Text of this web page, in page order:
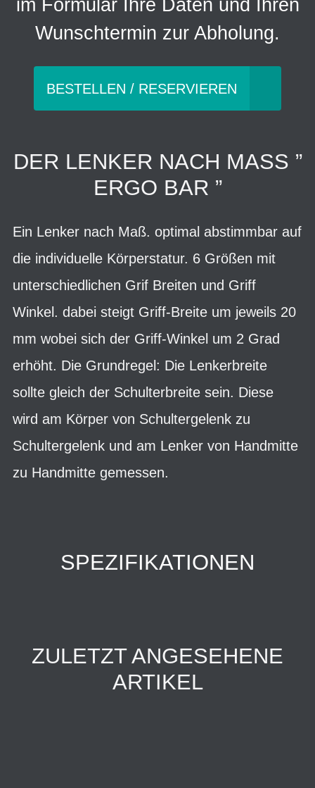
im Formular Ihre Daten und Ihren
Wunschtermin zur Abholung.
BESTELLEN / RESERVIEREN
DER LENKER NACH MASS ” E
RGO BAR ”
Ein Lenker nach Maß. optimal abstimmbar auf
die individuelle Körperstatur. 6 Größen mit
unterschiedlichen Grif Breiten und Griff
Winkel. dabei steigt Griff-Breite um jeweils 20
mm wobei sich der Griff-Winkel um 2 Grad
erhöht. Die Grundregel: Die Lenkerbreite
sollte gleich der Schulterbreite sein. Diese
wird am Körper von Schultergelenk zu
Schultergelenk und am Lenker von Handmitte
zu Handmitte gemessen.
SPEZIFIKATIONEN
ZULETZT ANGESEHENE
ARTIKEL